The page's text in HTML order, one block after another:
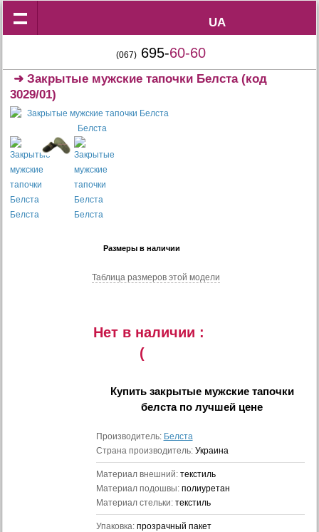
UA
UA
(067) 695-60-60
➜Закрытые мужские тапочки Белста(код
3029/01)
Размеры в наличии
Таблица размеров этой модели
Нет в наличии :
(
Купить закрытые мужские тапочки
белстапо лучшей цене
Производитель: Белста
Страна производитель: Украина
Материал внешний: текстиль
Материал подошвы: полиуретан
Материал стельки: текстиль
Упаковка: прозрачный пакет